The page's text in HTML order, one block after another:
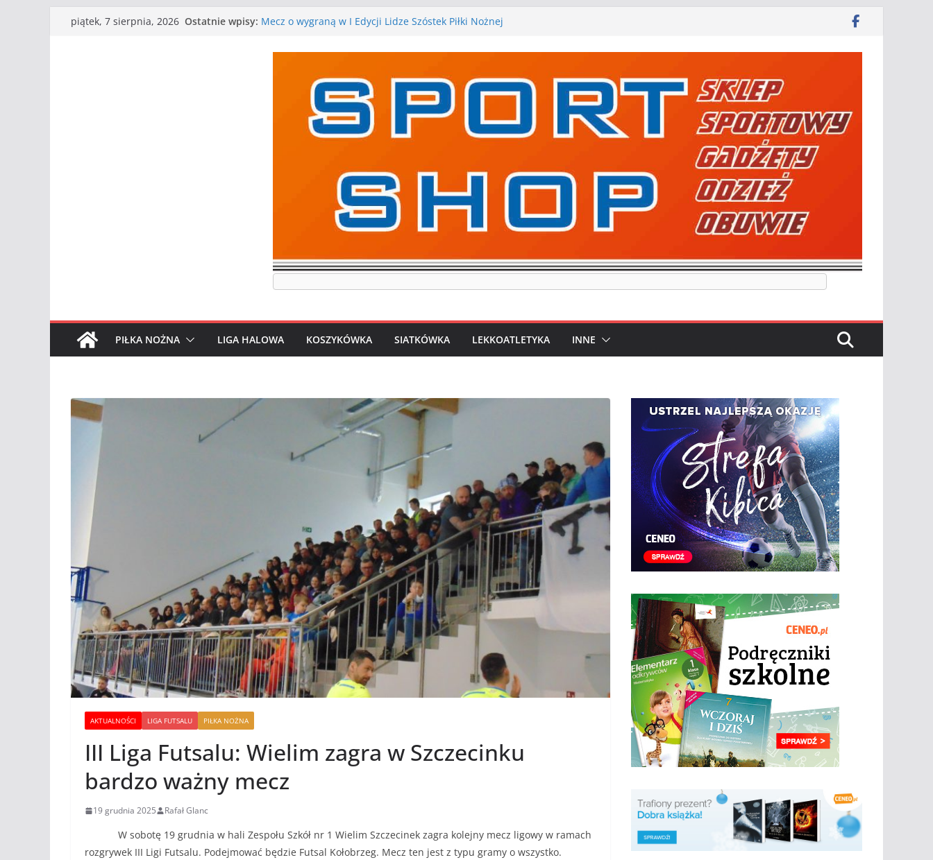
Przejdźpiątek, 7 sierpnia, 2026 Ostatnie wpisy: Mecz o wygraną w I Edycji Lidze Szóstek Piłki Nożnej
WKS wygrywa pierwszą edycję Ligi Szóstek w Gwdzie
I mamy kolejne gry kontrolne, piłkarskie granie przed nami
PIŁKA NOŻNA LIGA HALOWA KOSZYKÓWKA SIATKÓWKA LEKKOATLETYKA INNE
AKTUALNOŚCI LIGA FUTSALU PIŁKA NOŻNA
III Liga Futsalu: Wielim zagra w Szczecinku
bardzo ważny mecz
19 grudnia 2025 Rafał Glanc
W sobotę 19 grudnia w hali Zespołu Szkół nr 1 Wielim Szczecinek zagra kolejny mecz ligowy w ramach
rozgrywek III Ligi Futsalu. Podejmować będzie Futsal Kołobrzeg. Mecz ten jest z typu gramy o wszystko.